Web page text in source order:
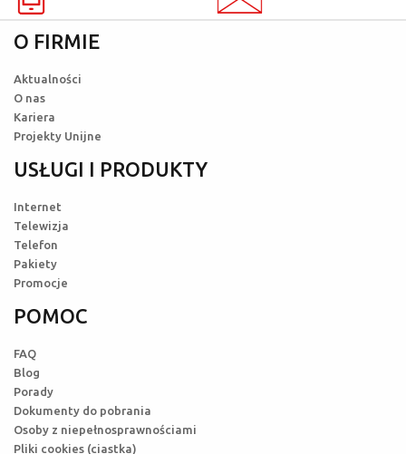
O FIRMIE
Aktualności
O nas
Kariera
Projekty Unijne
USŁUGI I PRODUKTY
Internet
Telewizja
Telefon
Pakiety
Promocje
POMOC
FAQ
Blog
Porady
Dokumenty do pobrania
Osoby z niepełnosprawnościami
Pliki cookies (ciastka)